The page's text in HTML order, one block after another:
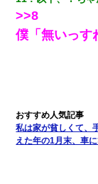
私『貯金貯まった
帯住宅にした。そ
姉旦那の友達「ほ
>>8
僕「無いっす
私は家が貧しくて、
えた年の1月末、車